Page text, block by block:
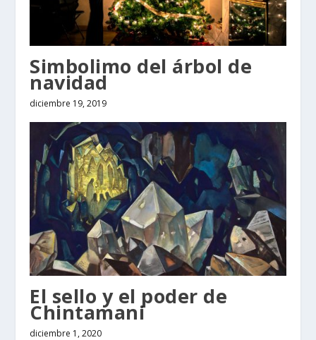
Simbolimo del árbol de
navidad
diciembre 19, 2019
El sello y el poder de
Chintamani
diciembre 1, 2020